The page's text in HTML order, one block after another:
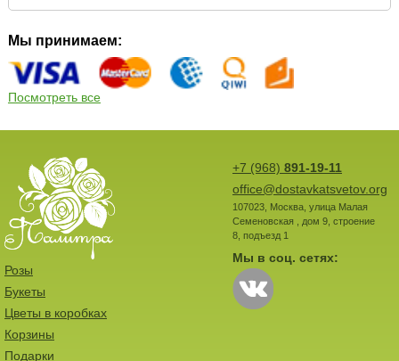
Мы принимаем:
Посмотреть все
+7 (968) 891-19-11
office@dostavkatsvetov.org
107023, Москва, улица Малая
Семеновская , дом 9, строение
8, подъезд 1
Мы в соц. сетях:
Розы
Букеты
Цветы в коробках
Корзины
Подарки